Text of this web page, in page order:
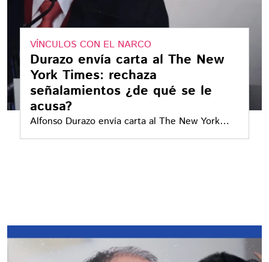
VÍNCULOS CON EL NARCO
Durazo envía carta al The New
York Times: rechaza
señalamientos ¿de qué se le
acusa?
Alfonso Durazo envía carta al The New York
Times y niega investigación en EE.UU., tras